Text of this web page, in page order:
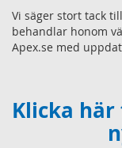
Vi säger stort tack
behandlar honom
Apex.se med
Klicka